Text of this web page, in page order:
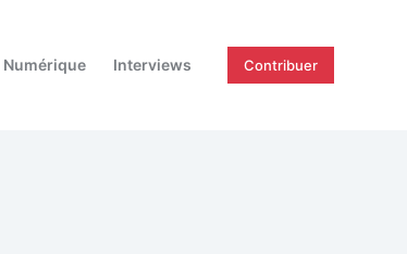
Interviews Contribuer